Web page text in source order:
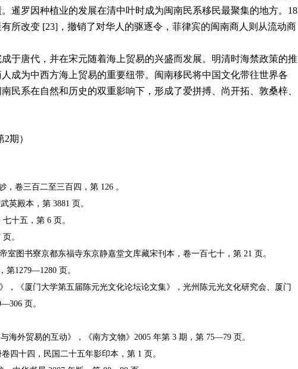
暹罗因种植业的发展在清中叶时成为闽南民系移民最聚集的地方。18
所改变 [23]，撤销了对华人的驱逐令，菲律宾的闽南商人则从流动商
于唐代，并在宋元随着海上贸易的兴盛而发展。明清时海禁政策的推
成为中西方海上贸易的重要纽带。闽南移民将中国文化带往世界各
民系在自然和历史的双重影响下，形成了爱拼搏、尚开拓、敦桑梓、
期）
，卷三百二至三百四，第 126 。
英殿本，第 3881 页。
十五，第 6 页。
。
室图书寮京都东福寺东京静嘉堂文库藏宋刊本，卷一百七十，第 21 页。
第1279—1280 页。
，《厦门大学第五届陈元光文化论坛论文集》，光州陈元光文化研究会、厦门
页。
海外贸易的互动》，《南方文物》2005 年第 3 期，第 75—79 页。
四十四，民国二十五年影印本，第 1 页。